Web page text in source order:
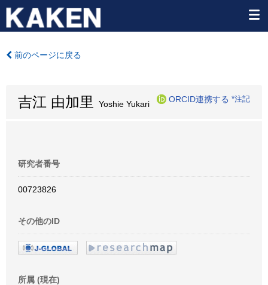
前のページに戻る
吉江 由加里 Yoshie Yukari
ORCID連携する *注記
研究者番号
00723826
その他のID
所属 (現在)